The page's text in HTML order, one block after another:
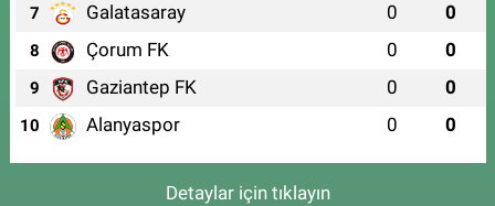
7 Galatasaray 0 0
8 Çorum FK 0 0
9 Gaziantep FK 0 0
10 Alanyaspor 0 0
Detaylar için tıklayın